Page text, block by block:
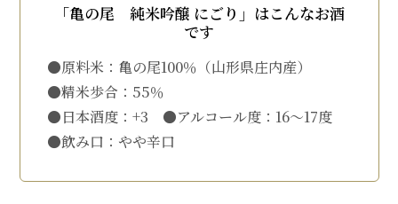
「亀の尾 純米吟醸 にごり」はこんなお酒
です
●原料米：亀の尾100％（山形県庄内産）
●精米歩合：55％
●日本酒度：+3 ●アルコール度：16～17度
●飲み口：やや辛口